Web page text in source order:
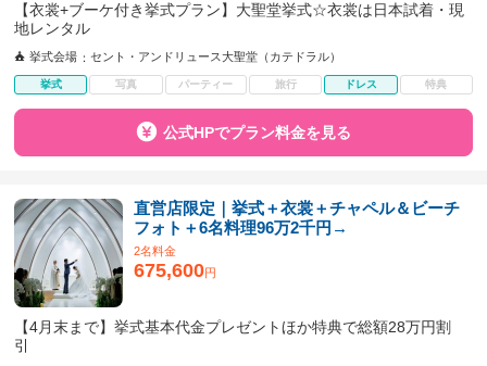
【衣裳+ブーケ付き挙式プラン】大聖堂挙式☆衣裳は日本試着・現
地レンタル
挙式会場 セント・アンドリュース大聖堂（カテドラル）
挙式 写真 パーティー 旅行 ドレス 特典
公式HPでプラン料金を見る
直営店限定｜挙式＋衣裳＋チャペル＆ビーチ
フォト＋6名料理96万2千円→
2名料金
675,600円
【4月末まで】挙式基本代金プレゼントほか特典で総額28万円割
引